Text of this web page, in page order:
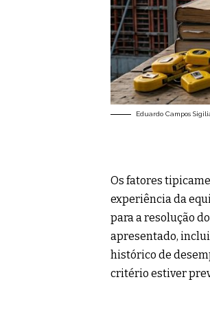
Eduardo Campos
Os fatores
experiência da
para a resolução
apresentado,
histórico de
critério estiver